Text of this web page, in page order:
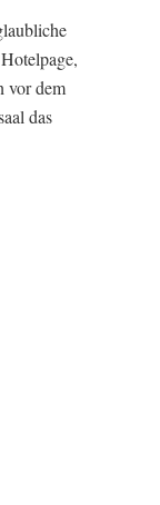
vor dem
das